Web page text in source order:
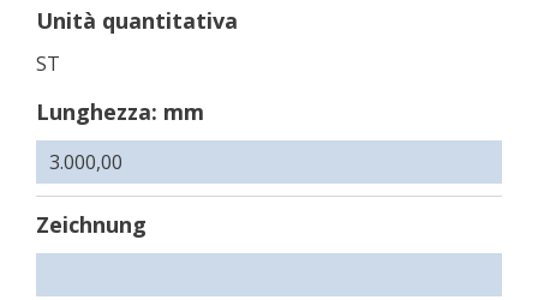
Unità quantitativa
ST
Lunghezza: mm
Zeichnung